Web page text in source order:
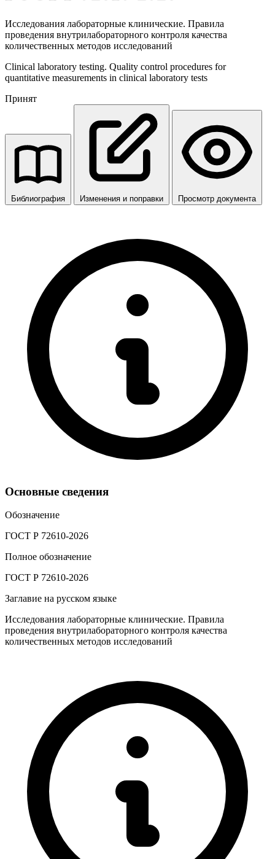
Исследования лабораторные клинические. Правила
проведения внутрилабораторного контроля качества
количественных методов исследований
Clinical laboratory testing. Quality control procedures for
quantitative measurements in clinical laboratory tests
Принят
Библиография Изменения и поправки Просмотр документа
Основные сведения
Обозначение
ГОСТ Р 72610-2026
Полное обозначение
ГОСТ Р 72610-2026
Заглавие на русском языке
Исследования лабораторные клинические. Правила
проведения внутрилабораторного контроля качества
количественных методов исследований